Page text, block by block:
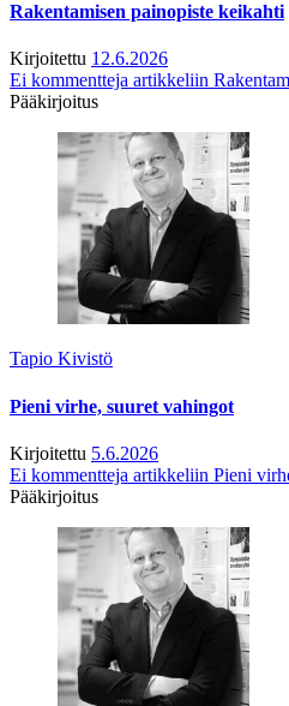
Rakentamisen painopiste keikahti
Kirjoitettu 12.6.2026
Ei kommentteja artikkeliin
Pääkirjoitus
Tapio Kivistö
Pieni virhe, suuret vahingot
Kirjoitettu 5.6.2026
Ei kommentteja artikkeliin Pieni
Pääkirjoitus